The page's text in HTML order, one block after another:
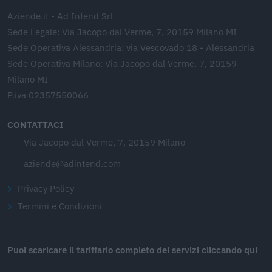
Aziende.it - Ad Intend Srl
Sede Legale: Via Jacopo dal Verme, 7, 20159 Milano MI
Sede Operativa Alessandria: via Vescovado 18 - Alessandria
Sede Operativa Milano: Via Jacopo dal Verme, 7, 20159
Milano MI
P.iva 02357550066
CONTATTACI
Via Jacopo dal Verme, 7, 20159 Milano
aziende@adintend.com
Privacy Policy
Termini e Condizioni
Puoi scaricare il tariffario completo dei servizi cliccando qui